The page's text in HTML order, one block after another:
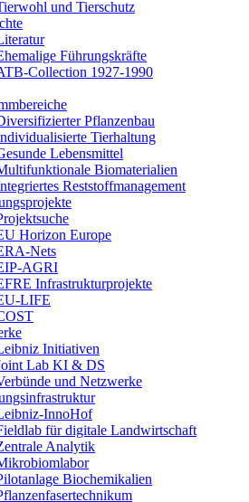
und Tierschutz
Führungskräfte
Collection 1927-1990
Pflanzenbau
Tierhaltung
Lebensmittel
Biomaterialien
Reststoffmanagement
Horizon Europe
Nets
AGRI
Infrastrukturprojekte
LIFE
Initiativen
Lab KI & DS
und Netzwerke
InnoHof
für digitale Landwirtschaft
Analytik
Biochemikalien